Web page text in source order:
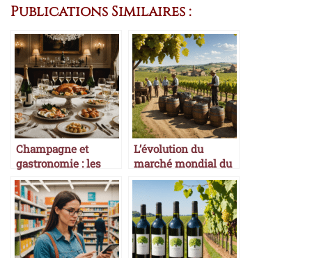
Publications Similaires :
Champagne et
gastronomie : les
accords parfaits
L’évolution du
marché mondial du
vin